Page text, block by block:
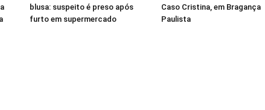
blusa: suspeito é preso após
furto em supermercado
Caso Cristina, em Bragança
Paulista